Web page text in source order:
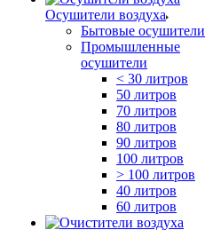
Осушители воздуха
Бытовые осушители
Промышленные
осушители
< 30 литров
50 литров
70 литров
80 литров
90 литров
100 литров
> 100 литров
40 литров
60 литров